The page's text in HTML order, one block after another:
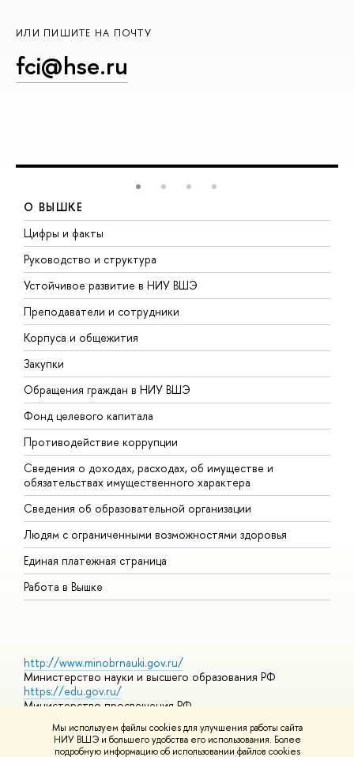
Мы используем файлы cookies для улучшения работы сайта
НИУ ВШЭ и большего удобства его использования. Более
подробную информацию об использовании файлов cookies
ИЛИ ПИШИТЕ НА ПОЧТУ
fci@hse.ru
О ВЫШКЕ
Цифры и факты
Руководство и структура
Устойчивое развитие в НИУ ВШЭ
Преподаватели и сотрудники
Корпуса и общежития
Закупки
Обращения граждан в НИУ ВШЭ
Фонд целевого капитала
Противодействие коррупции
Сведения о доходах, расходах, об имуществе и
обязательствах имущественного характера
Сведения об образовательной организации
Людям с ограниченными возможностями здоровья
Единая платежная страница
Работа в Вышке
http://www.minobrnauki.gov.ru/
Министерство науки и высшего образования РФ
https://edu.gov.ru/
Министерство просвещения РФ
Массовые открытые онлайн-курсы